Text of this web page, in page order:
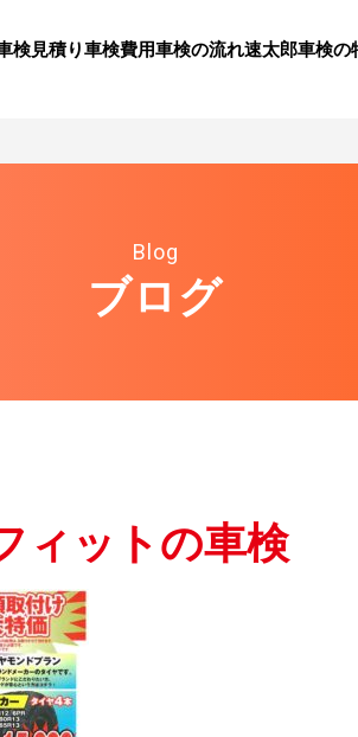
検見積り⾞検費⽤⾞検の流れ速太郎⾞検の
Blog
ブログ
ットの車検